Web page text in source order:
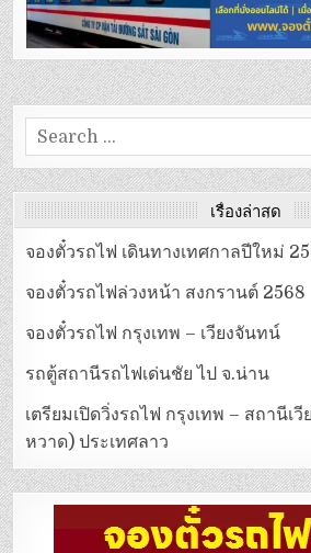
Search
for:
เรื่องล่าสุด
จองตั๋วรถไฟ เดินทางเทศกาลปีใหม่
จองตั๋วรถไฟล่วงหน้า สงกรานต์ 2568
จองตั๋วรถไฟ กรุงเทพ – เวียงจันทน์
รถตู้สถานีรถไฟเด่นชัย ไป จ.น่าน
เตรียมเปิดวิ่งรถไฟ กรุงเทพ – สถานีเ
หวาด) ประเทศลาว